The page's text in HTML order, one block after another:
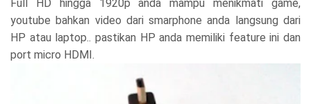
Full HD hingga 1920p anda mampu menikmati game,
youtube bahkan video dari smarphone anda langsung dari
HP atau laptop.. pastikan HP anda memiliki feature ini dan
port micro HDMI.